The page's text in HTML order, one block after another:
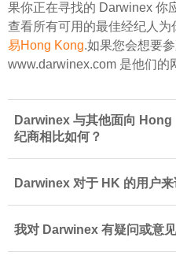
果你正在寻找的 Darwinex 你
查看所有可用的最佳经纪人为
易Hong Kong.如果您会想要
www.darwinex.com 是他们的
Darwinex 与其他面向
纪商相比如何？
Darwinex 对于 HK 的用户
我对 Darwinex 有疑问或意